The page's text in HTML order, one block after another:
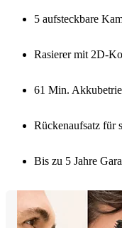
5 aufsteckbare
Rasierer mit 2D-
61 Min.
Rückenaufsatz für
Bis zu 5 Jahre